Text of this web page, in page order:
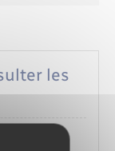
les